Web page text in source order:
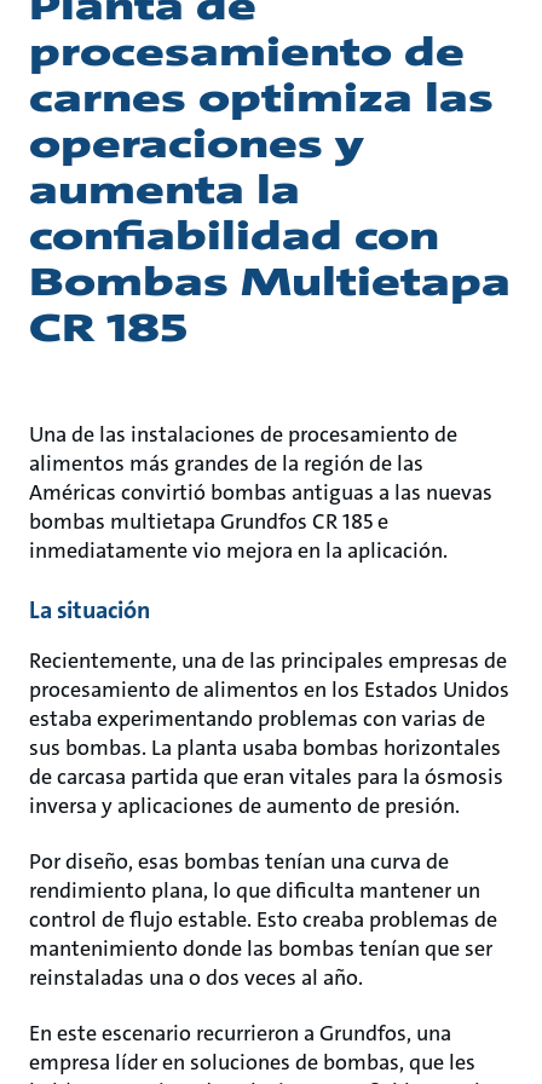
procesamiento de
carnes optimiza las
operaciones y
aumenta la
confiabilidad con
Bombas Multietapa
CR 185
Una de las instalaciones de procesamiento de
alimentos más grandes de la región de las
Américas convirtió bombas antiguas a las nuevas
bombas multietapa Grundfos CR 185 e
inmediatamente vio mejora en la aplicación.
La situación
Recientemente, una de las principales empresas de
procesamiento de alimentos en los Estados Unidos
estaba experimentando problemas con varias de
sus bombas. La planta usaba bombas horizontales
de carcasa partida que eran vitales para la ósmosis
inversa y aplicaciones de aumento de presión.
Por diseño, esas bombas tenían una curva de
rendimiento plana, lo que dificulta mantener un
control de flujo estable. Esto creaba problemas de
mantenimiento donde las bombas tenían que ser
reinstaladas una o dos veces al año.
En este escenario recurrieron a Grundfos, una
empresa líder en soluciones de bombas, que les